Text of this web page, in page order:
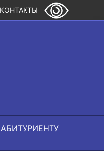
КОНТАКТЫ
АБИТУРИЕНТУ